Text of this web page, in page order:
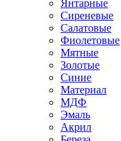
Янтарные
Сиреневые
Салатовые
Фиолетовые
Мятные
Золотые
Синие
Материал
МДФ
Эмаль
Акрил